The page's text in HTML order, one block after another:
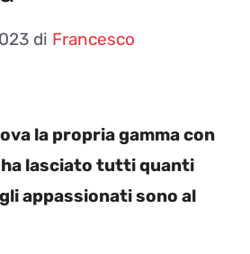
di Francesco
la propria gamma con
ha lasciato tutti quanti
appassionati sono al